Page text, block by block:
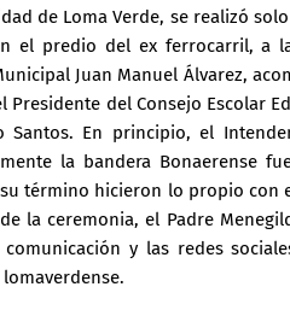
de Loma Verde, se realizó
el predio del ex ferrocarril, a
Juan Manuel Álvarez,
del Consejo Escolar
Santos. En principio, el
la bandera Bonaerense
término hicieron lo propio
la ceremonia, el Padre
y las redes